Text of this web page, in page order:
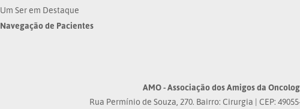
Um Ser em Destaque
Navegação de Pacientes
AMO - Associação dos Amigos da
Rua Permínio de Souza, 270. Bairro: Cirurgia | CEP: